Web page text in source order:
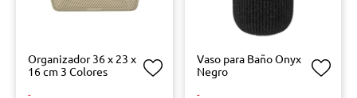
Organizador 36 x 23 x
16 cm 3 Colores
-
Vaso para Baño Onyx
Negro
-